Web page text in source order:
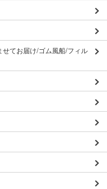
てお届け/ゴム風船/フィル